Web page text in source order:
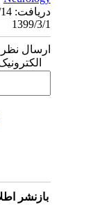
1399/3/1
ارسال نظر
بازنشر